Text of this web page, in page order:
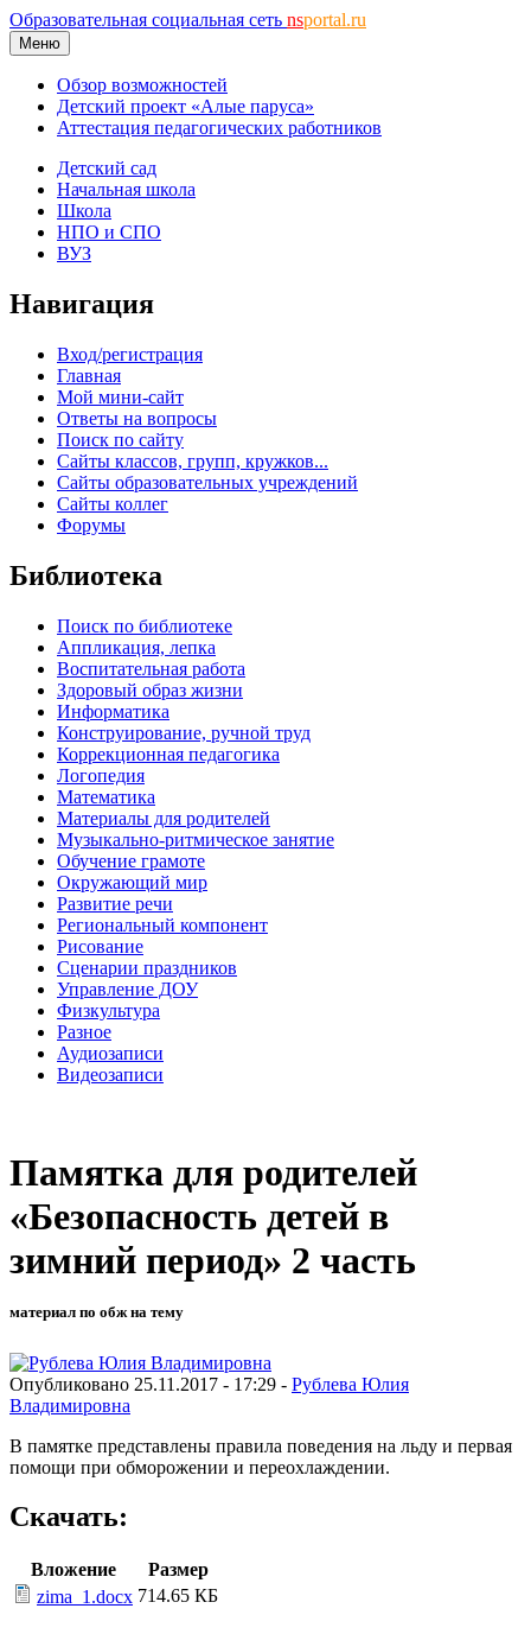
Образовательная социальная сеть nsportal.ru
Меню
Обзор возможностей
Детский проект «Алые паруса»
Аттестация педагогических работников
Детский сад
Начальная школа
Школа
НПО и СПО
ВУЗ
Навигация
Вход/регистрация
Главная
Мой мини-сайт
Ответы на вопросы
Поиск по сайту
Сайты классов, групп, кружков...
Сайты образовательных учреждений
Сайты коллег
Форумы
Библиотека
Поиск по библиотеке
Аппликация, лепка
Воспитательная работа
Здоровый образ жизни
Информатика
Конструирование, ручной труд
Коррекционная педагогика
Логопедия
Математика
Материалы для родителей
Музыкально-ритмическое занятие
Обучение грамоте
Окружающий мир
Развитие речи
Региональный компонент
Рисование
Сценарии праздников
Управление ДОУ
Физкультура
Разное
Аудиозаписи
Видеозаписи
Памятка для родителей
«Безопасность детей в
зимний период» 2 часть
материал по обж на тему
Опубликовано 25.11.2017 - 17:29 - Рублева Юлия
Владимировна
В памятке представлены правила поведения на льду и первая
помощи при обморожении и переохлаждении.
Скачать:
Вложение
Размер
zima_1.docx 714.65 КБ